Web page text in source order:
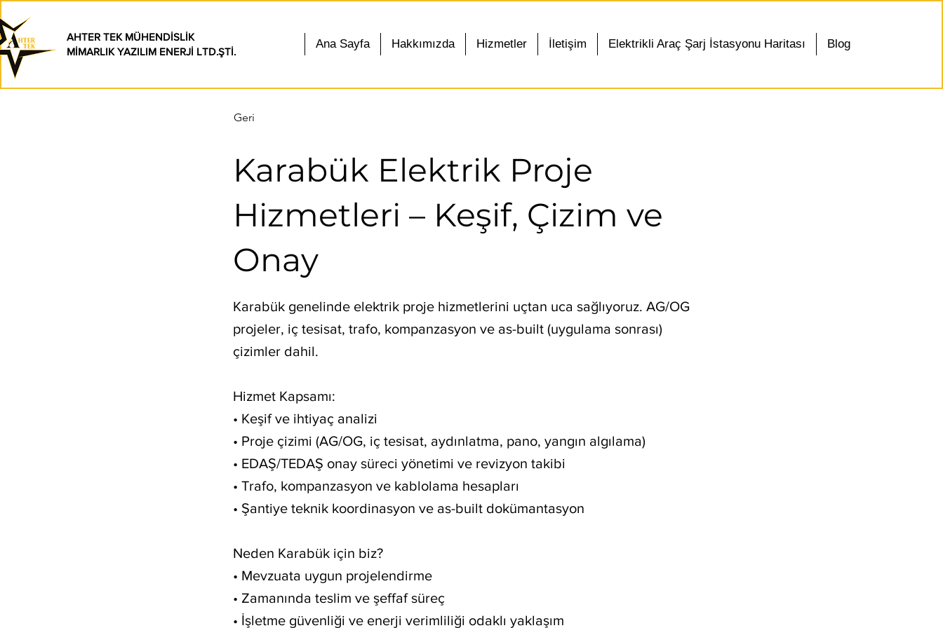
Ana Sayfa Hakkımızda Hizmetler İletişim Elektrikli Araç Şarj İstasyonu Haritası Blog
AHTER TEK MÜHENDİSLİK
MİMARLIK YAZILIM ENERJİ LTD.ŞTİ.
Geri
Karabük Elektrik Proje
Hizmetleri – Keşif, Çizim ve
Onay
Karabük genelinde elektrik proje hizmetlerini uçtan uca sağlıyoruz. AG/OG
projeler, iç tesisat, trafo, kompanzasyon ve as-built (uygulama sonrası)
çizimler dahil.
Hizmet Kapsamı:
• Keşif ve ihtiyaç analizi
• Proje çizimi (AG/OG, iç tesisat, aydınlatma, pano, yangın algılama)
• EDAŞ/TEDAŞ onay süreci yönetimi ve revizyon takibi
• Trafo, kompanzasyon ve kablolama hesapları
• Şantiye teknik koordinasyon ve as-built dokümantasyon
Neden Karabük için biz?
• Mevzuata uygun projelendirme
• Zamanında teslim ve şeffaf süreç
• İşletme güvenliği ve enerji verimliliği odaklı yaklaşım